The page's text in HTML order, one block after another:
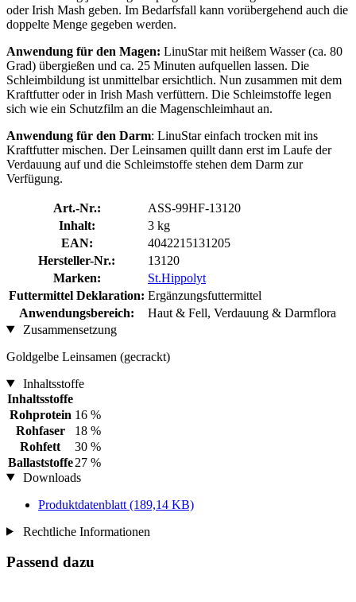
oder Irish Mash geben. Im Bedarfsfall kann vorübergehend auch die
doppelte Menge gegeben werden.
Anwendung für den Magen: LinuStar mit heißem Wasser (ca. 80
Grad) übergießen und ca. 25 Minuten aufquellen lassen. Die
Schleimbildung ist unmittelbar ersichtlich. Nun zusammen mit dem
Kraftfutter oder in Irish Mash verfüttern. Die Schleimstoffe legen
sich wie ein Schutzfilm an die Magenschleimhaut an.
Anwendung für den Darm: LinuStar einfach trocken mit ins
Kraftfutter mischen. Der Leinsamen quillt dann erst im Laufe der
Verdauung auf und die Schleimstoffe stehen dem Darm zur
Verfügung.
Art.-Nr.:
ASS-99HF-13120
Inhalt:
3 kg
EAN:
4042215131205
Hersteller-Nr.:
13120
Marken:
St.Hippolyt
Futtermittel Deklaration: Ergänzungsfuttermittel
Anwendungsbereich:
Haut & Fell, Verdauung & Darmflora
Zusammensetzung
Goldgelbe Leinsamen (gecrackt)
Inhaltsstoffe
Inhaltsstoffe
Rohprotein 16 %
Rohfaser
18 %
Rohfett
30 %
Ballaststoffe 27 %
Downloads
Produktdatenblatt (189,14 KB)
Rechtliche Informationen
Passend dazu